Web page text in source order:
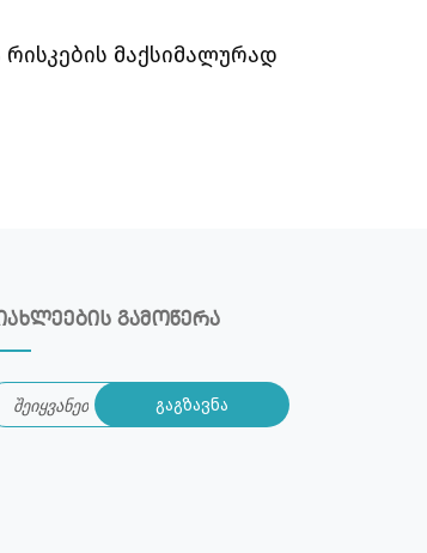
მაქსიმალურად
გამოწერა